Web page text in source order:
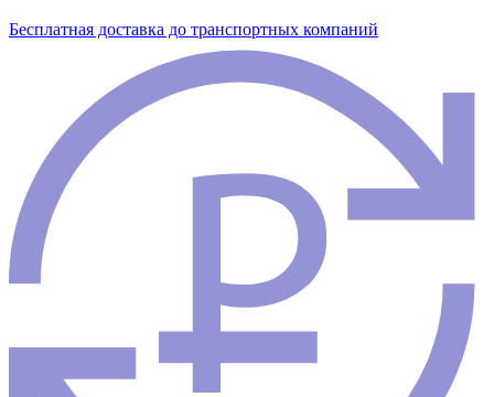
Бесплатная доставка до транспортных компаний